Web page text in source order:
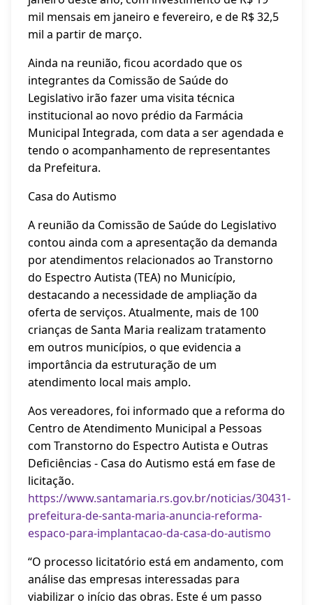
mil mensais em janeiro e fevereiro, e de R$ 32,5
mil a partir de março.
Ainda na reunião, ficou acordado que os
integrantes da Comissão de Saúde do
Legislativo irão fazer uma visita técnica
institucional ao novo prédio da Farmácia
Municipal Integrada, com data a ser agendada e
tendo o acompanhamento de representantes
da Prefeitura.
Casa do Autismo
A reunião da Comissão de Saúde do Legislativo
contou ainda com a apresentação da demanda
por atendimentos relacionados ao Transtorno
do Espectro Autista (TEA) no Município,
destacando a necessidade de ampliação da
oferta de serviços. Atualmente, mais de 100
crianças de Santa Maria realizam tratamento
em outros municípios, o que evidencia a
importância da estruturação de um
atendimento local mais amplo.
Aos vereadores, foi informado que a reforma do
Centro de Atendimento Municipal a Pessoas
com Transtorno do Espectro Autista e Outras
Deficiências - Casa do Autismo está em fase de
licitação.
https://www.santamaria.rs.gov.br/noticias/30431-
prefeitura-de-santa-maria-anuncia-reforma-
espaco-para-implantacao-da-casa-do-autismo
“O processo licitatório está em andamento, com
análise das empresas interessadas para
viabilizar o início das obras. Este é um passo